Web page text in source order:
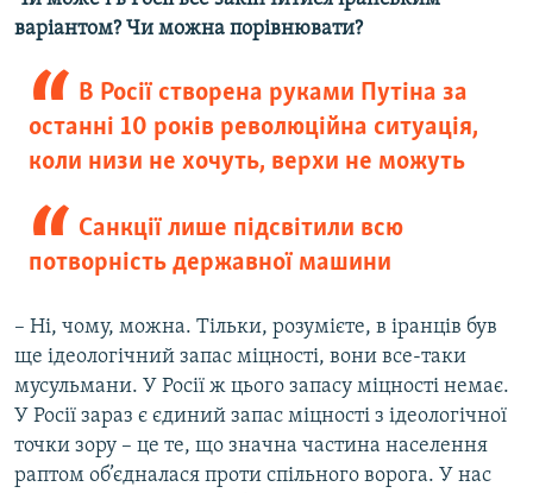
варіантом? Чи можна порівнювати?
В Росії створена руками Путіна за
останні 10 років революційна ситуація,
коли низи не хочуть, верхи не можуть
Санкції лише підсвітили всю
потворність державної машини
– Ні, чому, можна. Тільки, розумієте, в іранців був
ще ідеологічний запас міцності, вони все-таки
мусульмани. У Росії ж цього запасу міцності немає.
У Росії зараз є єдиний запас міцності з ідеологічної
точки зору – це те, що значна частина населення
раптом об’єдналася проти спільного ворога. У нас